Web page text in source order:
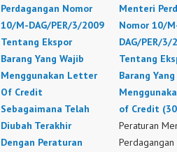
Perdagangan Nomor
10/M-DAG/PER/3/2009
Tentang Ekspor
Barang Yang Wajib
Menggunakan Letter
Of Credit
Sebagaimana Telah
Diubah Terakhir
Dengan Peraturan
Menteri
Nomor 10/
DAG/PER/3/
Tentang
Barang
of Credit
Peraturan